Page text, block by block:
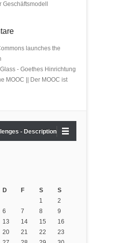
launches the
- Goethes Hinrichtung
MOOC || Der MOOC ist
- Description
D F S S
1
2
6 7 8
9
13 14 15
16
20 21 22
23